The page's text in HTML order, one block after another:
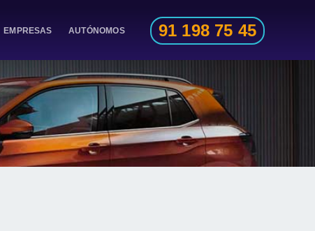
EMPRESAS AUTÓNOMOS 91 198 75 45